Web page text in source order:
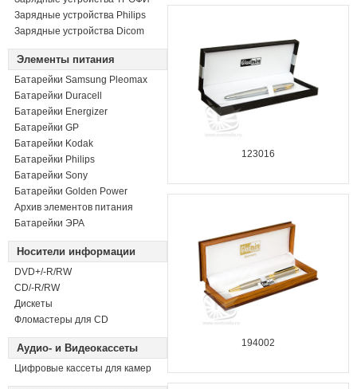
Зарядные устройства Philips
Зарядные устройства Dicom
Элементы питания
Батарейки Samsung Pleomax
Батарейки Duracell
Батарейки Energizer
Батарейки GP
Батарейки Kodak
Батарейки Philips
Батарейки Sony
Батарейки Golden Power
Архив элементов питания
Батарейки ЭРА
Носители информации
DVD+/-R/RW
СD/-R/RW
Дискеты
Фломастеры для CD
Аудио- и Видеокассеты
Цифровые кассеты для камер
123016
194002